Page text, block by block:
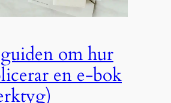
om hur
en e-bok